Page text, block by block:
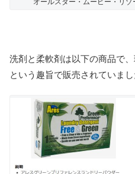
洗剤と柔軟剤は以下の商品で
という趣旨で販売されていまし